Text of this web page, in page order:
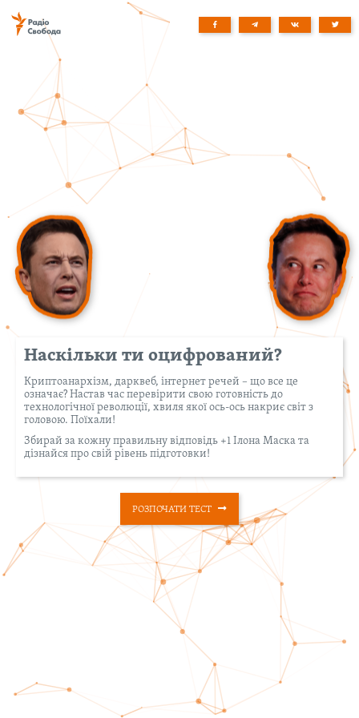
Наскільки ти оцифрований?
Криптоанархізм, дарквеб, інтернет речей – що все це
означає? Настав час перевірити свою готовність до
технологічної революції, хвиля якої ось-ось накриє світ з
головою. Поїхали!
Збирай за кожну правильну відповідь +1 Ілона Маска та
дізнайся про свій рівень підготовки!
РОЗПОЧАТИ ТЕСТ